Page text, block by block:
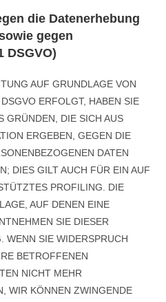
die Datenerhebung
gegen
DSGVO)
AUF GRUNDLAGE VON
ERFOLGT, HABEN SIE
GRÜNDEN, DIE SICH AUS
ERGEBEN, GEGEN DIE
DATEN
DIES GILT AUCH FÜR EIN AUF
PROFILING. DIE
AUF DENEN EINE
SIE DIESER
WENN SIE WIDERSPRUCH
BETROFFENEN
NICHT MEHR
WIR KÖNNEN ZWINGENDE